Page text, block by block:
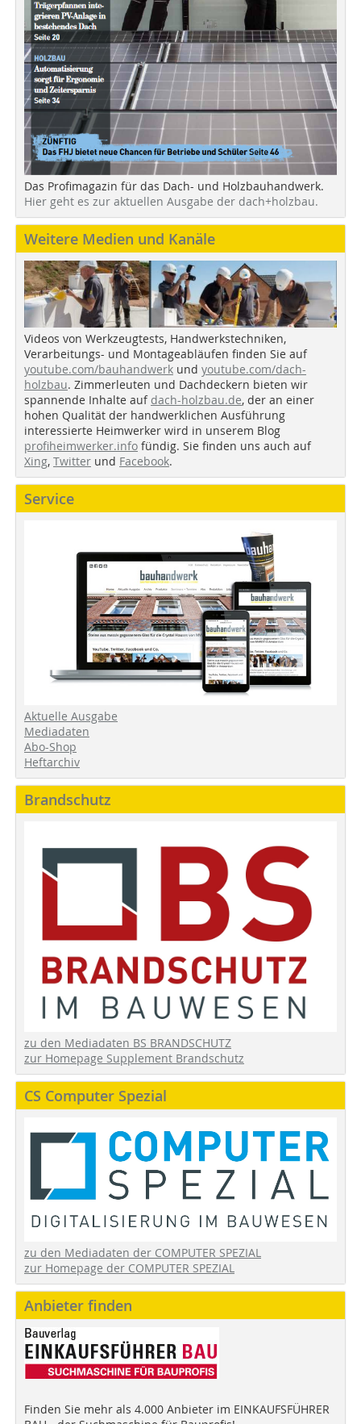
Das Profimagazin für das Dach- und Holzbauhandwerk.
Hier geht es zur aktuellen Ausgabe der dach+holzbau.
Weitere Medien und Kanäle
Videos von Werkzeugtests, Handwerkstechniken,
Verarbeitungs- und Montageabläufen finden Sie auf
youtube.com/bauhandwerk und youtube.com/dach-
holzbau. Zimmerleuten und Dachdeckern bieten wir
spannende Inhalte auf dach-holzbau.de, der an einer
hohen Qualität der handwerklichen Ausführung
interessierte Heimwerker wird in unserem Blog
profiheimwerker.info fündig. Sie finden uns auch auf
Xing, Twitter und Facebook.
Service
Aktuelle Ausgabe
Mediadaten
Abo-Shop
Heftarchiv
Brandschutz
zu den Mediadaten BS BRANDSCHUTZ
zur Homepage Supplement Brandschutz
CS Computer Spezial
zu den Mediadaten der COMPUTER SPEZIAL
zur Homepage der COMPUTER SPEZIAL
Anbieter finden
Finden Sie mehr als 4.000 Anbieter im EINKAUFSFÜHRER